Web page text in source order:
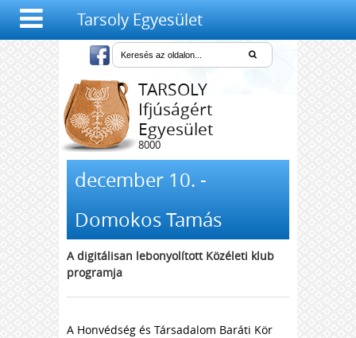
Tarsoly Egyesület
TARSOLY
Ifjúságért
Egyesület
8000
Székesfehérvár,
december 10. -
Domokos Tamás
A digitálisan lebonyolított Közéleti klub
programja
A Honvédség és Társadalom Baráti Kör